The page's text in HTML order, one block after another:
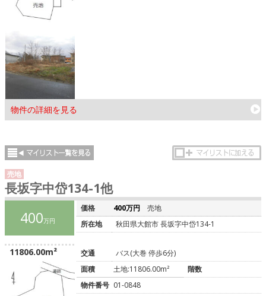
物件の詳細を見る
売地
長坂字中岱134-1他
400万円
11806.00m²
価格 400万円
売地
所在地
秋田県大館市 長坂字中岱134-1
交通
バス(大巻 停歩6分)
面積
土地:11806.00m²
階数
物件番号 01-0848